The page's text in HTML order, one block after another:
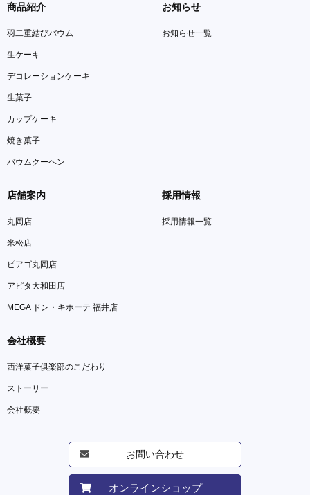
商品紹介
羽二重結びバウム
生ケーキ
デコレーションケーキ
生菓子
カップケーキ
焼き菓子
バウムクーヘン
お知らせ
お知らせ一覧
店舗案内
丸岡店
米松店
ピアゴ丸岡店
アピタ大和田店
MEGA ドン・キホーテ 福井店
採用情報
採用情報一覧
会社概要
西洋菓子俱楽部のこだわり
ストーリー
会社概要
お問い合わせ
オンラインショップ